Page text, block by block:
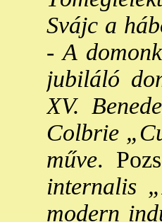
Svájc a
- A
jubiláló
XV.
Colbrie
műve.
internalis
modern